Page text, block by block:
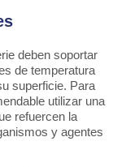
deben soportar
de temperatura
superficie. Para
utilizar una
refuercen la
y agentes